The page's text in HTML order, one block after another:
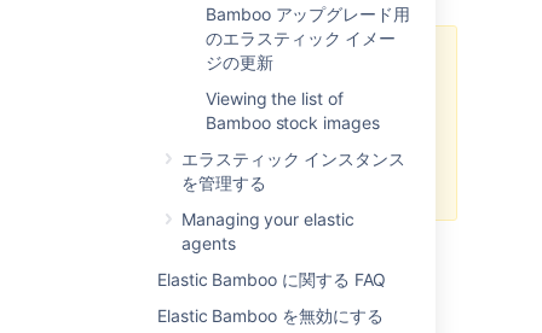
Bamboo アップグレード用
のエラスティック イメー
ジの更新
Viewing the list of
Bamboo stock images
エラスティック インスタンス
を管理する
Managing your elastic
agents
Elastic Bamboo に関する FAQ
Elastic Bamboo を無効にする
If you haven't provided your AWS
them before you can work with
elastic instances. For more
information, see
Configuring Elastic Bamboo
To view an elastic image, including the
image properties, capabilities and the
jobs that an image can build, see
Viewing an elastic image.